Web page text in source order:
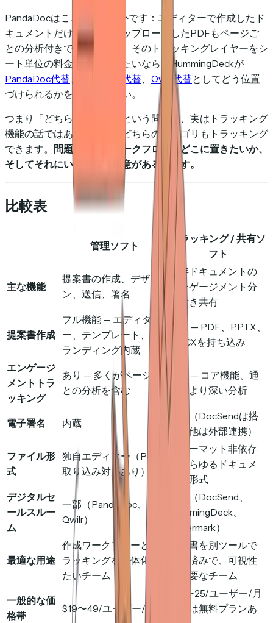
PandaDocはここで真の例外です：エディターで作成したド
キュメントだけでなく、アップロードしたPDFもページご
との分析付きで追跡します。そのトラッキングレイヤーをシ
ート単位の料金なしで使いたいなら、HummingDeckが
PandaDoc代替
Proposify代替 Qwilr代替としてどう位置
づけられるかをご覧ください。
つまり「どちらが必要か」という問いは、実はトラッキング
機能の話ではありません。どちらのカテゴリもトラッキング
できます。
問題は、作成ワークフローをどこに置きたいか、
そしてそれにいくら払う用意があるかです。
比較表
管理ソフト
トラッキング / 共有ソ
フト
主な機能
提案書の作成、デザイ
ン、送信、署名
既存ドキュメントの
エンゲージメント分
析付き共有
提案書作成
フル機能 — エディタ
ー、テンプレート、ブ
ランディング内蔵
なし — PDF、PPTX、
DOCXを持ち込み
エンゲージ
メントトラ
ッキング
あり — 多くがページご
との分析を含む
あり — コア機能、通
常はより深い分析
電子署名 内蔵
一部（DocSendは搭
載、他は外部連携）
ファイル形
式
独自エディター（PDF
取り込み対応あり）
フォーマット非依存
— あらゆるドキュメ
ント形式
デジタルセ
ールスルー
ム
一部（PandaDoc、
Qwilr）
一部（DocSend、
HummingDeck、
Papermark）
最適な用途
作成ワークフローとト
ラッキングを一体化し
たいチーム
提案書を別ツールで
作成済みで、可視性
が必要なチーム
一般的な価
格帯
$19〜49/ユーザー/月
$10〜25/ユーザー/月
または無料プランあ